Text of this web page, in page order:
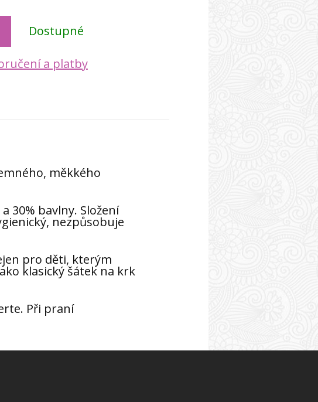
Dostupné
a platby
měkkého
30% bavlny. Složení
nezpůsobuje
pro děti, kterým
klasický šátek na krk
Při praní